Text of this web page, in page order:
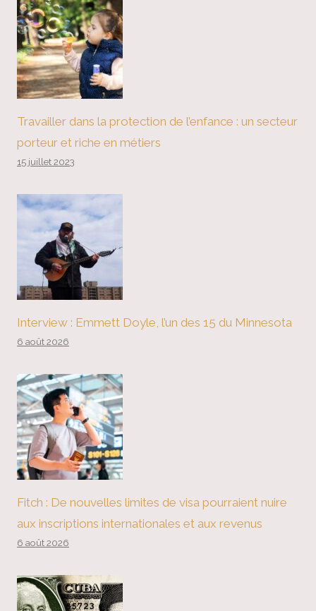
Travailler dans la protection de l’enfance : un secteur
porteur et riche en métiers
15 juillet 2023
Interview : Emmett Doyle, l’un des 15 du Minnesota
6 août 2026
Fitch : De nouvelles limites de visa pourraient nuire
aux inscriptions internationales et aux revenus
6 août 2026